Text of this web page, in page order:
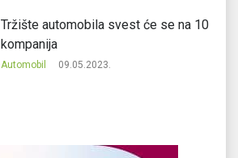
Tržište automobila svest će se na 10
kompanija
Automobil 09.05.2023.